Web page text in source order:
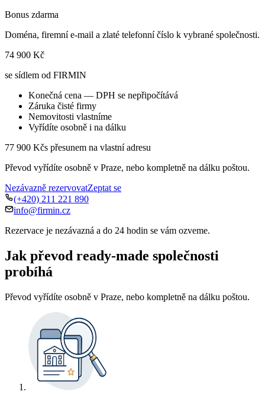
Bonus zdarma
Doména, firemní e-mail a zlaté telefonní číslo k vybrané společnosti.
74 900 Kč
se sídlem od FIRMIN
Konečná cena — DPH se nepřipočítává
Záruka čisté firmy
Nemovitosti vlastníme
Vyřídíte osobně i na dálku
77 900 Kčs přesunem na vlastní adresu
Převod vyřídíte osobně v Praze, nebo kompletně na dálku poštou.
Nezávazně rezervovatZeptat se
(+420) 211 221 890
info@firmin.cz
Rezervace je nezávazná a do 24 hodin se vám ozveme.
Jak převod ready-made společnosti
probíhá
Převod vyřídíte osobně v Praze, nebo kompletně na dálku poštou.